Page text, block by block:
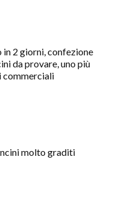
2 giorni, confezione
da provare, uno più
commerciali
molto graditi